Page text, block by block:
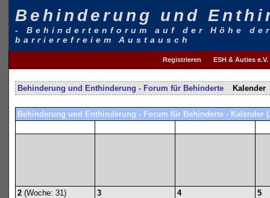
Behinderung und
- Behindertenforum auf der Höhe
barrierefreiem Austausch
ESH & Auties e.V.
Registrieren
Behinderung und Enthinderung - Forum für Behinderte Kalender
Behinderung und Enthinderung - Forum für Behinderte - Kalender
2(Woche: 31) 3 4 5